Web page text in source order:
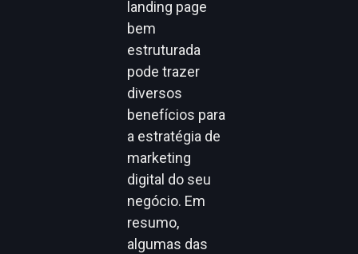
landing page
bem
estruturada
pode trazer
diversos
benefícios para
a estratégia de
marketing
digital do seu
negócio. Em
resumo,
algumas das